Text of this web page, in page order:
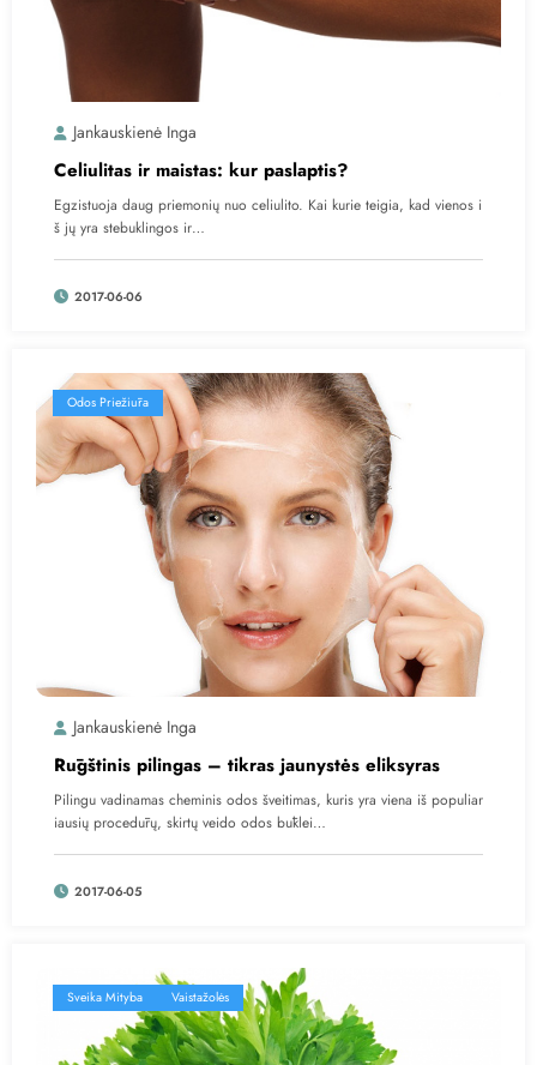
Jankauskienė Inga
Celiulitas ir maistas: kur paslaptis?
Egzistuoja daug priemonių nuo celiulito. Kai kurie teigia, kad vienos i
š jų yra stebuklingos ir…
2017-06-06
Odos Priežiūra
Jankauskienė Inga
Rūgštinis pilingas – tikras jaunystės eliksyras
Pilingu vadinamas cheminis odos šveitimas, kuris yra viena iš populiar
iausių procedūrų, skirtų veido odos būklei…
2017-06-05
Sveika Mityba Vaistažolės